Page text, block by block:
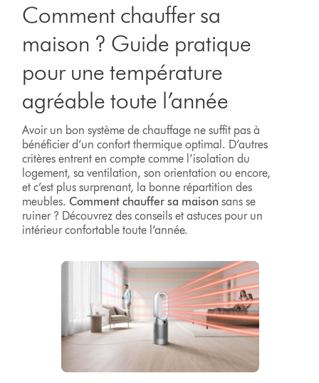
Comment chauffer sa
maison ? Guide pratique
pour une température
agréable toute l’année
Avoir un bon système de chauffage ne suffit pas à
bénéficier d’un confort thermique optimal. D’autres
critères entrent en compte comme l’isolation du
logement, sa ventilation, son orientation ou encore,
et c’est plus surprenant, la bonne répartition des
meubles.Comment chauffer sa maison sans se
ruiner ? Découvrez des conseils et astuces pour un
intérieur confortable toute l’année.